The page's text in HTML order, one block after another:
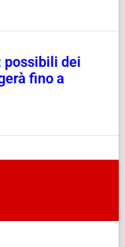
possibili dei
fino a